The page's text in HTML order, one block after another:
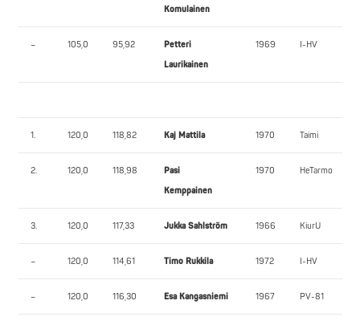
Komulainen
– 105,0 95,92
Petteri
Laurikainen
1969 I-HV
1. 120,0 118,82 Kaj Mattila 1970 Taimi
2. 120,0 118,98
Pasi
Kemppainen
1970 HeTarmo
3. 120,0 117,33 Jukka Sahlström 1966 KiurU
– 120,0 114,61 Timo Rukkila 1972 I-HV
– 120,0 116,30 Esa Kangasniemi 1967 PV-81